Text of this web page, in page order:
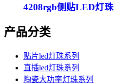
4208rgb侧贴LED灯珠
产品分类
贴片led灯珠系列
直插led灯珠系列
陶瓷大功率灯珠系列